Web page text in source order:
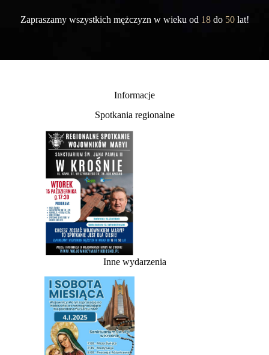
Zapraszamy wszystkich mężczyzn w wieku od 18 do50 lat!
Informacje
Spotkania regionalne
Inne wydarzenia